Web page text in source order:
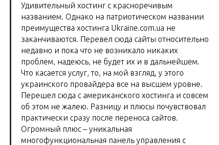
Удивительный хостинг с красноречивым
названием. Однако на патриотическом названии
преимущества хостинга Ukraine.com.ua не
заканчиваются. Перевел сюда сайты относительно
недавно и пока что не возникало никаких
проблем, надеюсь, не будет их и в дальнейшем.
Что касается услуг, то, на мой взгляд, у этого
украинского провайдера все на высшем уровне.
Перешел сюда с американского хостинга и совсем
об этом не жалею. Разницу и плюсы почувствовал
практически сразу после переноса сайтов.
Огромный плюс – уникальная
многофункциональная панель управления с